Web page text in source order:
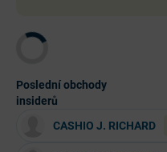
Poslední obchody
insiderů
CASHIO J. RICHARD